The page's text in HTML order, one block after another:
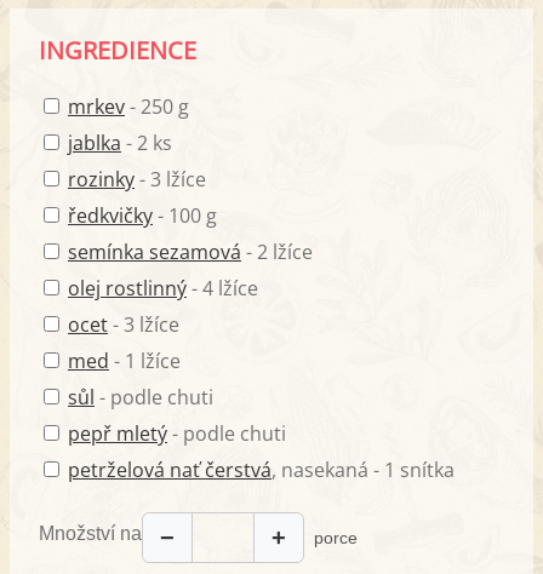
INGREDIENCE
mrkev- 250 g
jablka - 2 ks
rozinky- 3 lžíce
ředkvičky- 100 g
semínka sezamová - 2 lžíce
olej rostlinný- 4 lžíce
ocet- 3 lžíce
med - 1 lžíce
sůl - podle chuti
pepř mletý- podle chuti
petrželová nať čerstvá, nasekaná - 1 snítka
Množství na − + porce